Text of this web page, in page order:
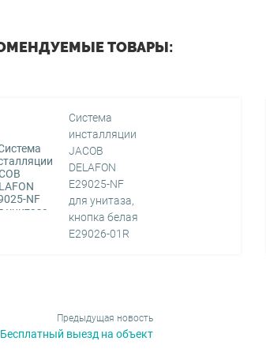
ТОВАРЫ:
Система
инсталляции
JACOB
DELAFON
E29025-NF
для унитаза,
кнопка белая
E29026-01R
Предыдущая новость
Бесплатный выезд на объект